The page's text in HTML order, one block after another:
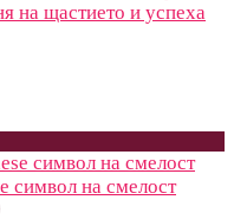
на щастието и успеха
символ на смелост